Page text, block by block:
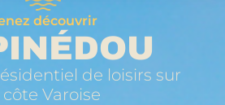
découvrir
de loisirs sur
côte Varoise